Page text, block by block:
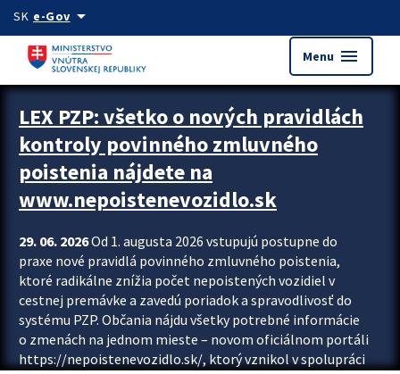
Preskocit na hlavný obsah
SK e-Govarrow_drop_down
Menu menu
Zastavit automatický posun upútavok
LEX PZP: všetko o nových pravidlách
kontroly povinného zmluvného
poistenia nájdete na
www.nepoistenevozidlo.sk
29. 06. 2026Od 1. augusta 2026 vstupujú postupne do
praxe nové pravidlá povinného zmluvného poistenia,
ktoré radikálne znížia počet nepoistených vozidiel v
cestnej premávke a zavedú poriadok a spravodlivosť do
systému PZP. Občania nájdu všetky potrebné informácie
o zmenách na jednom mieste – novom oficiálnom portáli
https://nepoistenevozidlo.sk/, ktorý vznikol v spolupráci